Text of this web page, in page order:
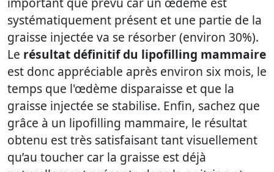
systématiquement présent et une partie de la
graisse injectée va se résorber (environ 30%).
Le résultat définitif du lipofilling mammaire
est donc appréciable après environ six mois, le
temps que l'œdème disparaisse et que la
graisse injectée se stabilise. Enfin, sachez que
grâce à un lipofilling mammaire, le résultat
obtenu est très satisfaisant tant visuellement
qu’au toucher car la graisse est déjà